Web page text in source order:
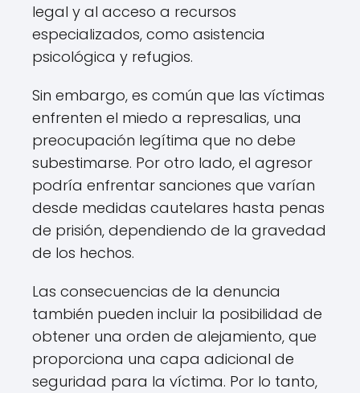
legal y al acceso a recursos
especializados, como asistencia
psicológica y refugios.
Sin embargo, es común que las víctimas
enfrenten el miedo a represalias, una
preocupación legítima que no debe
subestimarse. Por otro lado, el agresor
podría enfrentar sanciones que varían
desde medidas cautelares hasta penas
de prisión, dependiendo de la gravedad
de los hechos.
Las consecuencias de la denuncia
también pueden incluir la posibilidad de
obtener una orden de alejamiento, que
proporciona una capa adicional de
seguridad para la víctima. Por lo tanto,